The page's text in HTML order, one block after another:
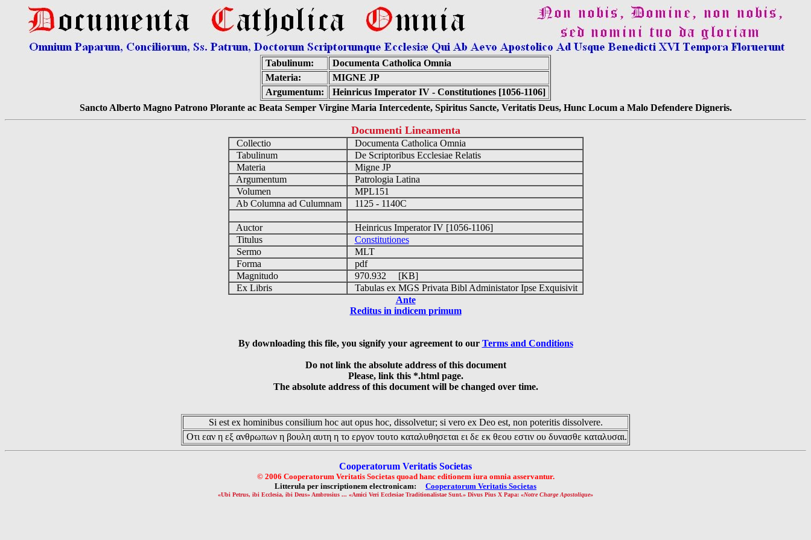
Tabulinum:
Documenta Catholica Omnia
Materia:
MIGNE JP
Argumentum:
Heinricus Imperator IV - Constitutiones [1056-1106]
Sancto Alberto Magno Patrono Plorante ac Beata Semper Virgine Maria Intercedente, Spiritus Sancte, Veritatis Deus, Hunc Locum a Malo Defendere Digneris.
Documenti Lineamenta
Collectio
Documenta Catholica Omnia
Tabulinum
De Scriptoribus Ecclesiae Relatis
Materia
Migne JP
Argumentum
Patrologia Latina
Volumen
MPL151
Ab Columna ad Culumnam
1125 - 1140C
Auctor
Heinricus Imperator IV [1056-1106]
Titulus
Constitutiones
Sermo
MLT
Forma
pdf
Magnitudo
970.932 [KB]
Ex Libris
Tabulas ex MGS Privata Bibl Administator Ipse Exquisivit
Ante
Reditus in indicem primum
By downloading this file, you signify your agreement to our Terms and Conditions
Do not link the absolute address of this document
Please, link this *.html page.
The absolute address of this document will be changed over time.
Si est ex hominibus consilium hoc aut opus hoc, dissolvetur; si vero ex Deo est, non poteritis dissolvere.
Οτι εαν η εξ ανθρωπων η βουλη αυτη η το εργον τουτο καταλυθησεται ει δε εκ θεου εστιν ου δυνασθε καταλυσαι.
Cooperatorum Veritatis Societas
© 2006 Cooperatorum Veritatis Societas quoad hanc editionem iura omnia asservantur.
Litterula per inscriptionem electronicam: Cooperatorum Veritatis Societas
«Ubi Petrus, ibi Ecclesia, ibi Deus» Ambrosius ... «Amici Veri Ecclesiae Traditionalistae Sunt.» Divus Pius X Papa: «Notre Charge Apostolique»